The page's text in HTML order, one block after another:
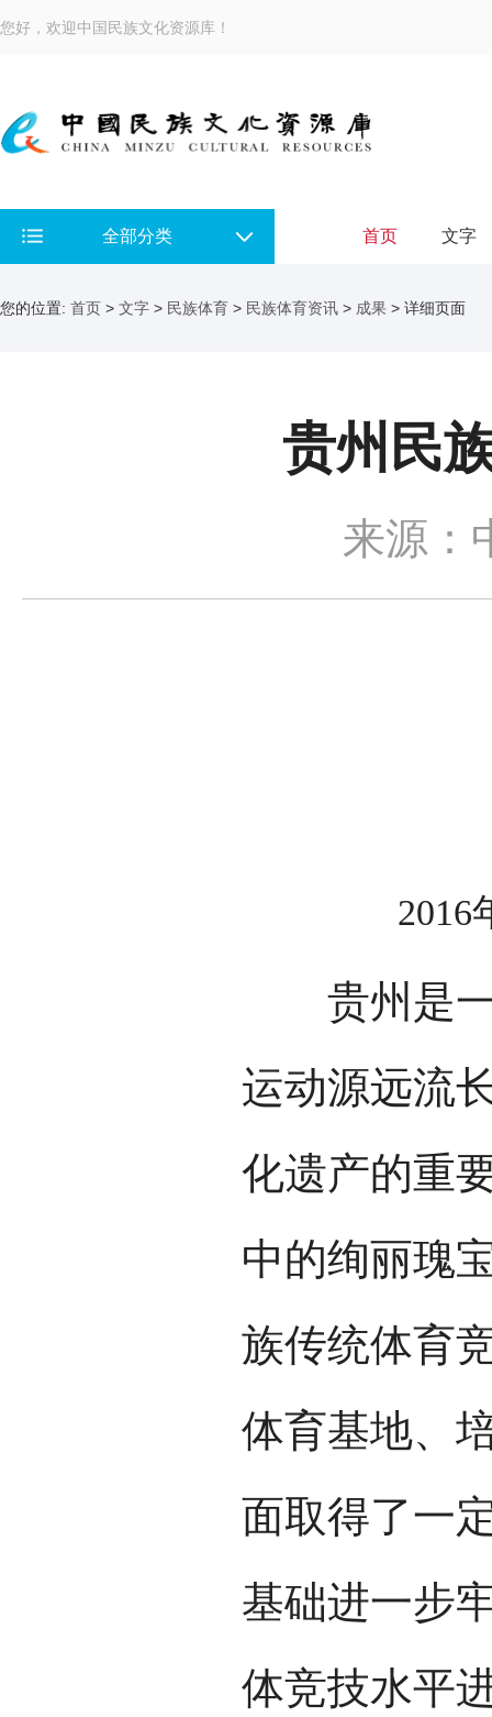
您好，欢迎中国民族文化资源库！
全部分类 首页 文字
您的位置: 首页 > 文字 > 民族体育 > 民族体育资讯 > 成果 > 详细页面
贵州民
来源：
2016
贵州是一
运动源远流
化遗产的重
中的绚丽瑰
族传统体育
体育基地、
面取得了一
基础进一步
体竞技水平